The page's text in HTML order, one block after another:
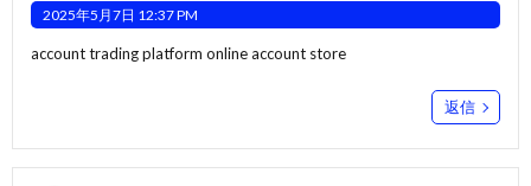
2025年5月7日 12:37 PM
account trading platform online account store
返信